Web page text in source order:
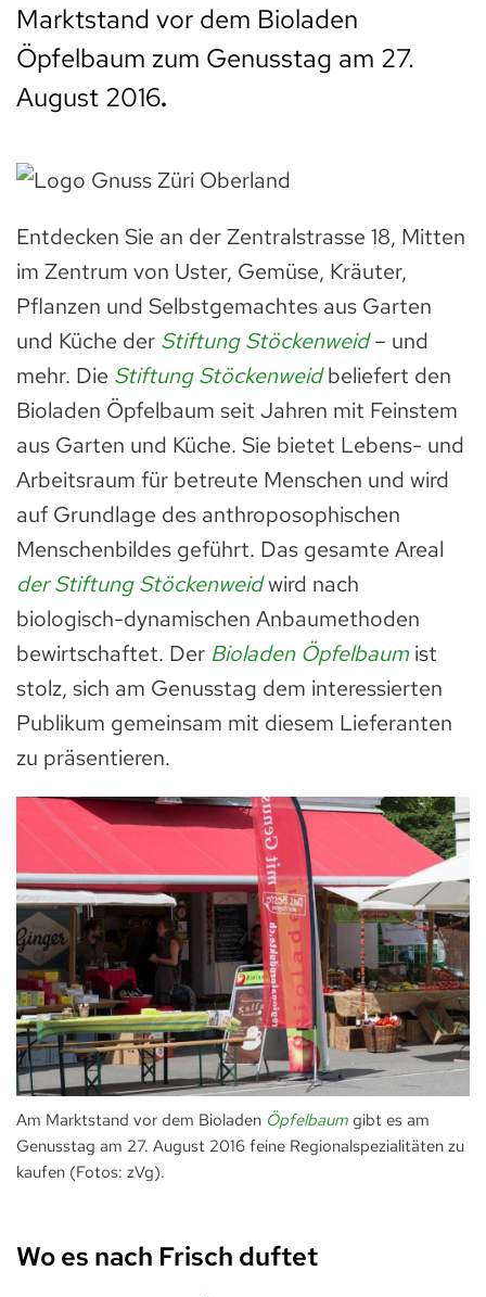
Marktstand vor dem Bioladen
Öpfelbaum zum Genusstag am 27.
August 2016.
Entdecken Sie an der Zentralstrasse 18, Mitten
im Zentrum von Uster, Gemüse, Kräuter,
Pflanzen und Selbstgemachtes aus Garten
und Küche der Stiftung Stöckenweid– und
mehr. Die Stiftung Stöckenweidbeliefert den
Bioladen Öpfelbaum seit Jahren mit Feinstem
aus Garten und Küche. Sie bietet Lebens- und
Arbeitsraum für betreute Menschen und wird
auf Grundlage des anthroposophischen
Menschenbildes geführt. Das gesamte Areal
der Stiftung Stöckenweidwird nach
biologisch-dynamischen Anbaumethoden
bewirtschaftet. Der Bioladen Öpfelbaumist
stolz, sich am Genusstag dem interessierten
Publikum gemeinsam mit diesem Lieferanten
zu präsentieren.
Am Marktstand vor dem Bioladen Öpfelbaum gibt es am
Genusstag am 27. August 2016 feine Regionalspezialitäten zu
kaufen (Fotos: zVg).
Wo es nach Frisch duftet